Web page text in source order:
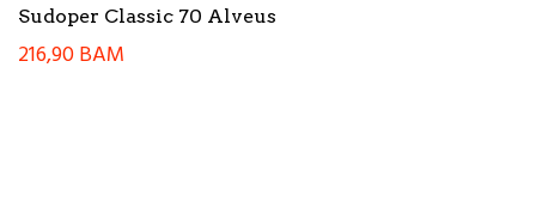
Sudoper Classic 70 Alveus
216,90BAM